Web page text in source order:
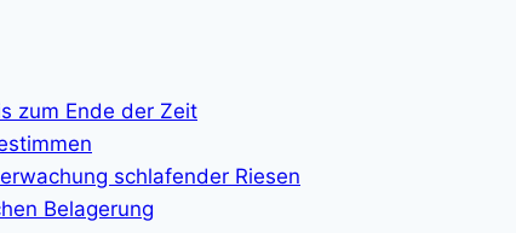
zum Ende der Zeit
schlafender Riesen
Belagerung